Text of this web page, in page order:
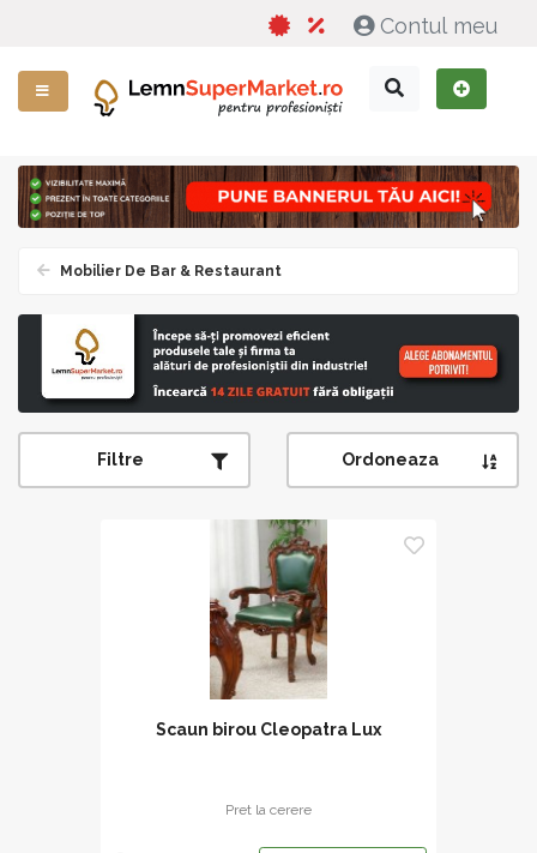
Contul meu
Mobilier De Bar & Restaurant
Filtre Ordoneaza
Scaun birou Cleopatra Lux
Pret la cerere